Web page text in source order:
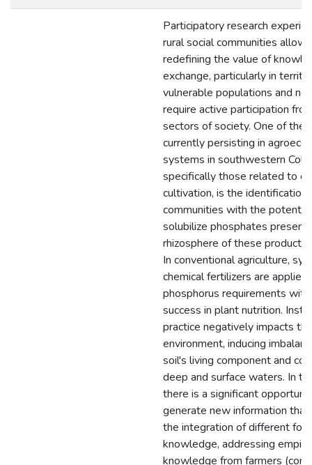
Participatory research
rural social communities allow
redefining the value of
exchange, particularly in
vulnerable populations and
require active participation
sectors of society. One of the
currently persisting in
systems in southwestern
specifically those related to
cultivation, is the identification
communities with the
solubilize phosphates present
rhizosphere of these
In conventional agriculture,
chemical fertilizers are
phosphorus requirements
success in plant nutrition.
practice negatively impacts the
environment, inducing
soil's living component and
deep and surface waters. In
there is a significant
generate new information
the integration of different
knowledge, addressing
knowledge from farmers